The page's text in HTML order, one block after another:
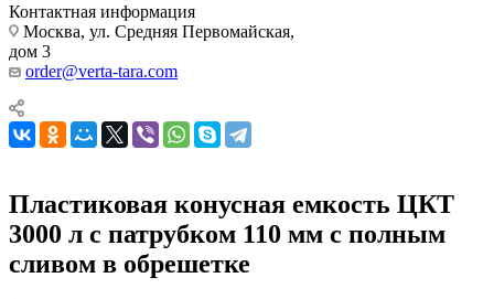
Контактная информация
Москва, ул. Средняя Первомайская,
дом 3
order@verta-tara.com
Пластиковая конусная емкость ЦКТ
3000 л с патрубком 110 мм с полным
сливом в обрешетке